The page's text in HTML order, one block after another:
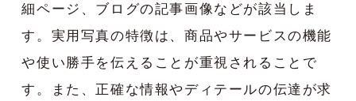
細ページ、ブログの記事画像などが該当しま
す。実用写真の特徴は、商品やサービスの機能
や使い勝手を伝えることが重視されることで
す。また、正確な情報やディテールの伝達が求